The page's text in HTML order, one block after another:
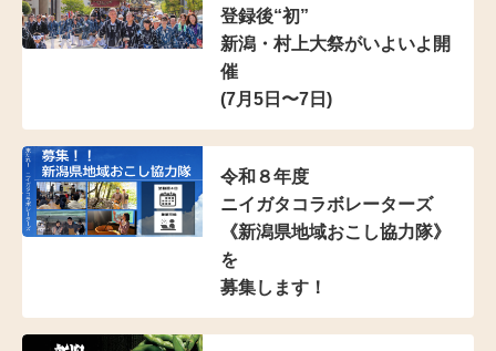
登録後“初”
新潟・村上大祭がいよいよ開
催
(7月5日〜7日)
令和８年度
ニイガタコラボレーターズ
《新潟県地域おこし協力隊》
を
募集します！